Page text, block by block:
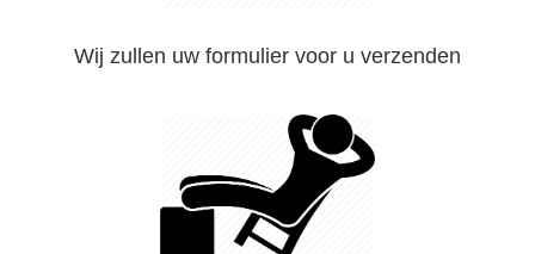
Wij zullen uw formulier voor u verzenden